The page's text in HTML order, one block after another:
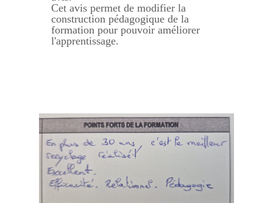
Cet avis permet de modifier la
construction pédagogique de la
formation pour pouvoir améliorer
l'apprentissage.